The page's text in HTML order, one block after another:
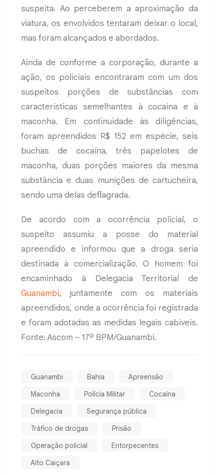
suspeita. Ao perceberem a aproximação da
viatura, os envolvidos tentaram deixar o local,
mas foram alcançados e abordados.
Ainda de conforme a corporação, durante a
ação, os policiais encontraram com um dos
suspeitos porções de substâncias com
características semelhantes à cocaína e à
maconha. Em continuidade às diligências,
foram apreendidos R$ 152 em espécie, seis
buchas de cocaína, três papelotes de
maconha, duas porções maiores da mesma
substância e duas munições de cartucheira,
sendo uma delas deflagrada.
De acordo com a ocorrência policial, o
suspeito assumiu a posse do material
apreendido e informou que a droga seria
destinada à comercialização. O homem foi
encaminhado à Delegacia Territorial de
Guanambi, juntamente com os materiais
apreendidos, onde a ocorrência foi registrada
e foram adotadas as medidas legais cabíveis.
Fonte: Ascom – 17º BPM/Guanambi.
Guanambi Bahia
Apreensão
Maconha
Polícia Militar
Cocaína
Delegacia
Segurança pública
Tráfico de drogas
Prisão
Operação policial
Entorpecentes
Alto Caiçara